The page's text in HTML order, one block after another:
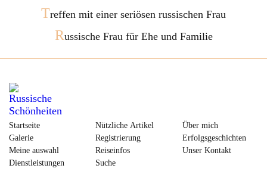
Treffen mit einer seriösen russischen Frau
Russische Frau für Ehe und Familie
Startseite
Galerie
Meine auswahl
Dienstleistungen
Nützliche Artikel
Registrierung
Reiseinfos
Suche
Über mich
Erfolgsgeschichten
Unser Kontakt